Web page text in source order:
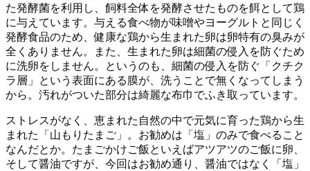
た発酵菌を利用し、飼料全体を発酵させたものを餌として鶏
に与えています。与える食べ物が味噌やヨーグルトと同じく
発酵食品のため、健康な鶏から生まれた卵は卵特有の臭みが
全くありません。また、生まれた卵は細菌の侵入を防ぐため
に洗卵をしません。というのも、細菌の侵入を防ぐ「クチク
ラ層」という表面にある膜が、洗うことで無くなってしまう
から。汚れがついた部分は綺麗な布巾でふき取っています。
ストレスがなく、恵まれた自然の中で元気に育った鶏から生
まれた「山もりたまご」。お勧めは「塩」のみで食べること
なんだとか。たまごかけご飯といえばアツアツのご飯に卵、
そして醤油ですが、今回はお勧め通り、醤油ではなく「塩」